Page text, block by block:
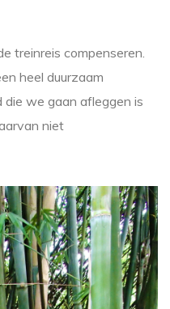
treinreis compenseren.
heel duurzaam
die we gaan afleggen is
niet